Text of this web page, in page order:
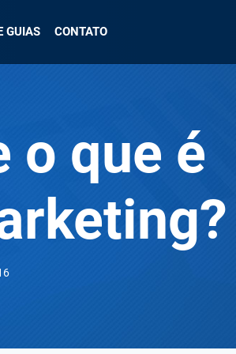
GUIAS CONTATO
o que é